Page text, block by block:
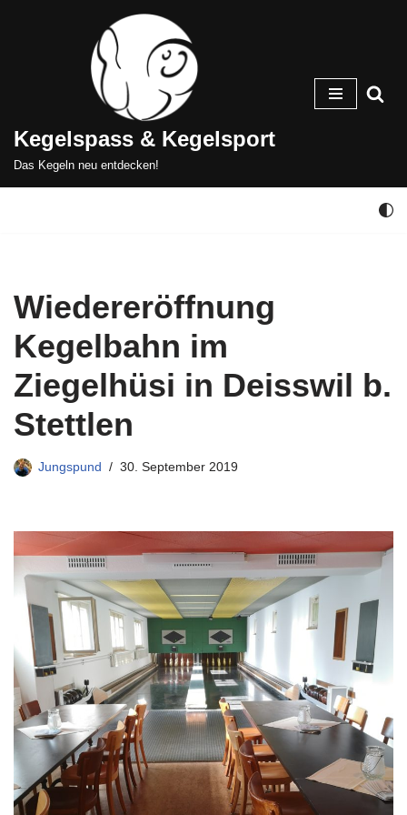
Kegelspass & Kegelsport
Das Kegeln neu entdecken!
Wiedereröffnung
Kegelbahn im
Ziegelhüsi in Deisswil b.
Stettlen
Jungspund 30. September 2019